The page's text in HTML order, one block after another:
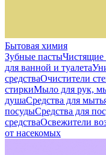
Бытовая химия
Зубные пастыЧистящие
для ванной и туалета
средстваОчистители
стиркиМыло для рук,
душаСредства для
посудыСредства для
средстваОсвежители
от насекомых